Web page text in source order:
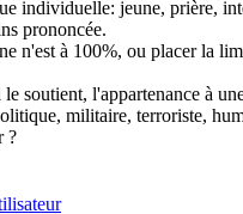
individuelle: jeune, prière,
prononcée.
n'est à 100%, ou placer la
soutient, l'appartenance à
militaire, terroriste,
?